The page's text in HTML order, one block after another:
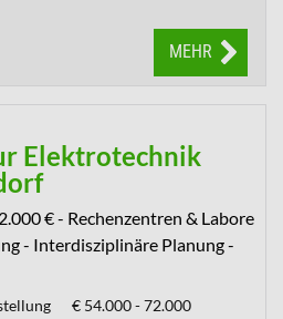
MEHR
Elektrotechnik
€ - Rechenzentren & Labore
- Interdisziplinäre Planung -
€ 54.000 - 72.000